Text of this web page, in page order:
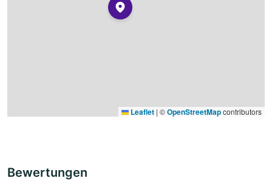
Leaflet | ©OpenStreetMapcontributors
Bewertungen